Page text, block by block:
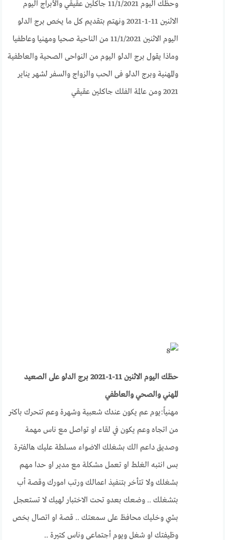
وحظك اليوم 11/1/2021 جاكلين عقيقي والأبراج اليوم
الاثنين 11-1-2021 ونهتم بتقديم كل ما يخص برج الدلو
اليوم الاثنين 11/1/2021 من الناحية صحيا ومهنيا وعاطفيا
وماذا يقول برج الدلو اليوم من النواحى الصحية والعاطفية
والمهنية وبرج الدلو فى الحب والزواج والسفر لشهر يناير
2021 ومن عالمة الفلك جاكلين عقيقي
حظك اليوم الاثنين 11-1-2021 برج الدلو على الصعيد
المهني والصحي والعاطفي
مهنياً:يوم عم يكون عندك شعبية وشهرة وعم تتحرك باكتر
من اتجاه وعم يكون في لقاء او تواصل مع ناس مهمة
وصديق داعم الك بشغلك الاضواء مسلطة عليك هالفترة
بس انتبه الغلط او تعمل مشكلة مع مدير او حدا مهم
بشغلك ولا تتأخر بتنفيذ اعمالك ورتب امورك وقصة أب
بتشغلك .. وضعك بعدو تحت الاختبار لهيك لا تستعجل
بشي وخليك محافظ على سمعتك .. قصة او اتصال بخص
وظيفتك او شغل ويوم أجتماعي وناس كتيرة ..